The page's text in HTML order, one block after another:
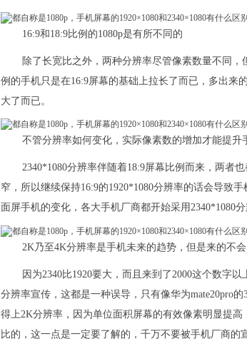
16:9和18:9比例的1080p是有所不同的
除了长宽比之外，两种分辨率尽管像素数量不同
例的手机只是在16:9屏幕的基础上拉长了而已，多出来
大了而已。
不管分辨率如何变化，实际像素数的增加才能提升
2340*1080分辨率伴随着18:9屏幕比例而来，两者
窄，所以继续保持16:9的1920*1080分辨率的话会导致
面屏手机的变化，各大手机厂商都开始采用2340*1080分
2K乃至4K分辨率是手机未来的趋势，但是来的不
因为2340比1920要大，而且来到了2000这个数字
分辨率宣传，这都是一种误导，只有像华为mate20pro
得上2K分辨率，因为单位面积屏幕的有效像素明显提
比的，这一点是一定要了解的，千万不要被手机厂商的